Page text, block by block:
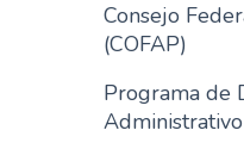
Consejo
(COFAP)
Programa de